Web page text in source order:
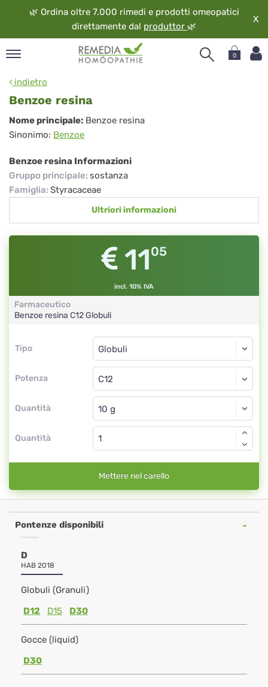
🌿 Ordina oltre 7.000 rimedi e prodotti omeopatici
direttamente dal produttor 🌿
X
0
indietro
Benzoe resina
Benzoe
resina
Nome principale: Benzoe resina
Sinonimo: Benzoe
Benzoe resina Informazioni
Gruppo principale: sostanza
Famiglia: Styracaceae
Ultriori informazioni
1105
incl. 10% IVA
Farmaceutico
Benzoe resina C12Globuli
Tipo
Tipo
Potenza
Globuli
C12
Quantità
Globuli
Quantità
Mettere nel carello
Pontenze disponibili
D
HAB 2018
Globuli (Granuli)
D12
D15 D30
Gocce (liquid)
D30